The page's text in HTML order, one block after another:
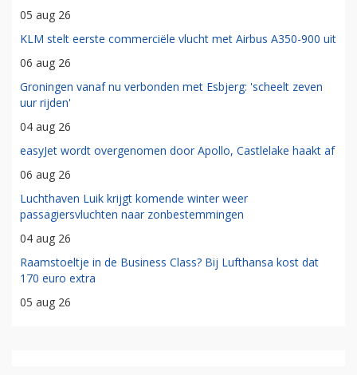
05 aug 26
KLM stelt eerste commerciële vlucht met Airbus A350-900 uit
06 aug 26
Groningen vanaf nu verbonden met Esbjerg: 'scheelt zeven
uur rijden'
04 aug 26
easyJet wordt overgenomen door Apollo, Castlelake haakt af
06 aug 26
Luchthaven Luik krijgt komende winter weer
passagiersvluchten naar zonbestemmingen
04 aug 26
Raamstoeltje in de Business Class? Bij Lufthansa kost dat
170 euro extra
05 aug 26